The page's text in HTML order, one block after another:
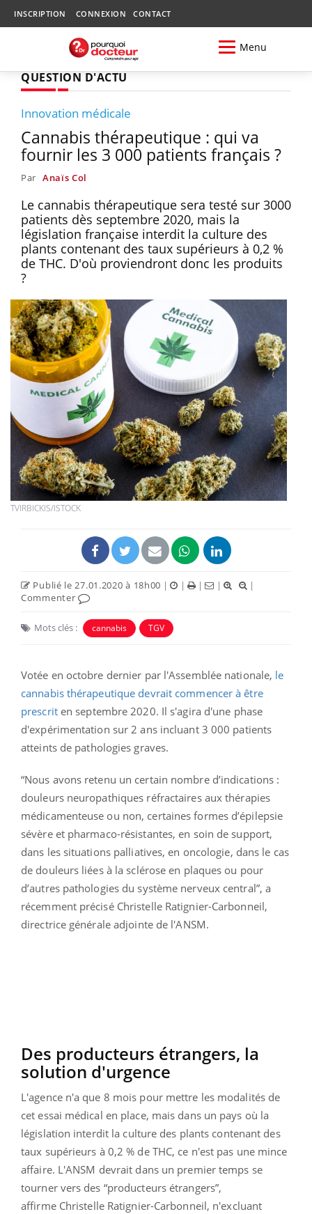
INSCRIPTION CONNEXION CONTACT
Menu
QUESTION D'ACTU
Innovation médicale
Cannabis thérapeutique : qui va
fournir les 3 000 patients français ?
Par Anaïs Col
Le cannabis thérapeutique sera testé sur 3000
patients dès septembre 2020, mais la
législation française interdit la culture des
plants contenant des taux supérieurs à 0,2 %
de THC. D'où proviendront donc les produits
?
TVIRBICKIS/ISTOCK
Publié le 27.01.2020 à 18h00 | | | |
|
Commenter
Mots clés : cannabis TGV
Votée en octobre dernier par l'Assemblée nationale, le
cannabis thérapeutique devrait commencer à être
prescriten septembre 2020. Il s'agira d'une phase
d'expérimentation sur 2 ans incluant 3 000 patients
atteints de pathologies graves.
“Nous avons retenu un certain nombre d’indications :
douleurs neuropathiques réfractaires aux thérapies
médicamenteuse ou non, certaines formes d’épilepsie
sévère et pharmaco-résistantes, en soin de support,
dans les situations palliatives, en oncologie, dans le cas
de douleurs liées à la sclérose en plaques ou pour
d’autres pathologies du système nerveux central”, a
récemment précisé Christelle Ratignier-Carbonneil,
directrice générale adjointe de l'ANSM.
Des producteurs étrangers, la
solution d'urgence
L'agence n'a que 8 mois pour mettre les modalités de
cet essai médical en place, mais dans un pays où la
législation interdit la culture des plants contenant des
taux supérieurs à 0,2 % de THC, ce n'est pas une mince
affaire. L'ANSM devrait dans un premier temps se
tourner vers des “producteurs étrangers”,
affirme Christelle Ratignier-Carbonneil, n'excluant